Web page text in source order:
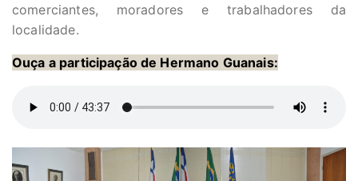
comerciantes, moradores e trabalhadores da
localidade.
Ouça a participação de Hermano Guanais: